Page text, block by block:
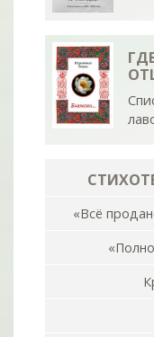
«Всё